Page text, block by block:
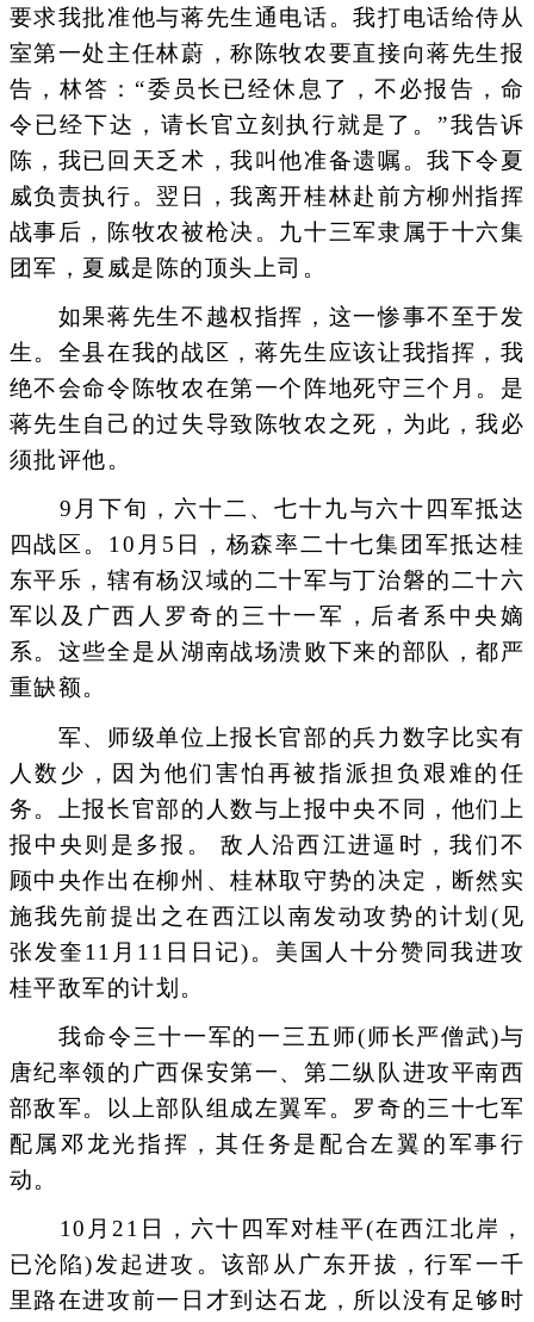
要求我批准他与蒋先生通电话。我打电话给侍从
室第一处主任林蔚，称陈牧农要直接向蒋先生报
告，林答：“委员长已经休息了，不必报告，命
令已经下达，请长官立刻执行就是了。”我告诉
陈，我已回天乏术，我叫他准备遗嘱。我下令夏
威负责执行。翌日，我离开桂林赴前方柳州指挥
战事后，陈牧农被枪决。九十三军隶属于十六集
团军，夏威是陈的顶头上司。
如果蒋先生不越权指挥，这一惨事不至于发
生。全县在我的战区，蒋先生应该让我指挥，我
绝不会命令陈牧农在第一个阵地死守三个月。是
蒋先生自己的过失导致陈牧农之死，为此，我必
须批评他。
9月下旬，六十二、七十九与六十四军抵达
四战区。10月5日，杨森率二十七集团军抵达桂
东平乐，辖有杨汉域的二十军与丁治磐的二十六
军以及广西人罗奇的三十一军，后者系中央嫡
系。这些全是从湖南战场溃败下来的部队，都严
重缺额。
军、师级单位上报长官部的兵力数字比实有
人数少，因为他们害怕再被指派担负艰难的任
务。上报长官部的人数与上报中央不同，他们上
报中央则是多报。 敌人沿西江进逼时，我们不
顾中央作出在柳州、桂林取守势的决定，断然实
施我先前提出之在西江以南发动攻势的计划(见
张发奎11月11日日记)。美国人十分赞同我进攻
桂平敌军的计划。
我命令三十一军的一三五师(师长严僧武)与
唐纪率领的广西保安第一、第二纵队进攻平南西
部敌军。以上部队组成左翼军。罗奇的三十七军
配属邓龙光指挥，其任务是配合左翼的军事行
动。
10月21日，六十四军对桂平(在西江北岸，
已沦陷)发起进攻。该部从广东开拔，行军一千
里路在进攻前一日才到达石龙，所以没有足够时